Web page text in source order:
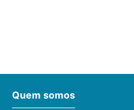
Quem somos